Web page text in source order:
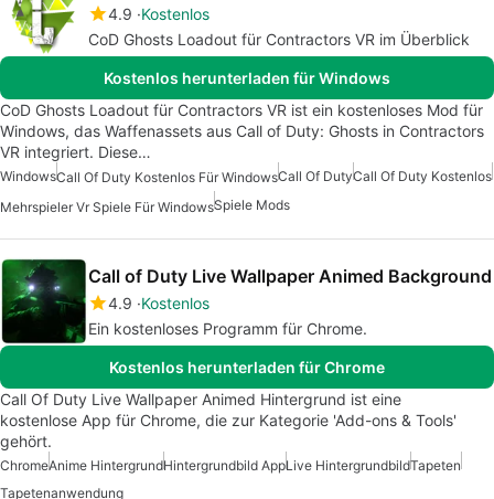
4.9 Kostenlos
CoD Ghosts Loadout für Contractors VR im Überblick
Kostenlos herunterladen für Windows
CoD Ghosts Loadout für Contractors VR ist ein kostenloses Mod für
Windows, das Waffenassets aus Call of Duty: Ghosts in Contractors
VR integriert. Diese…
WindowsCall Of Duty Kostenlos Für WindowsCall Of DutyCall Of Duty Kostenlos
Mehrspieler Vr Spiele Für WindowsSpiele Mods
Call of Duty Live Wallpaper Animed Background
4.9 Kostenlos
Ein kostenloses Programm für Chrome.
Kostenlos herunterladen für Chrome
Call Of Duty Live Wallpaper Animed Hintergrund ist eine
kostenlose App für Chrome, die zur Kategorie 'Add-ons & Tools'
gehört.
ChromeAnime HintergrundHintergrundbild AppLive HintergrundbildTapeten
Tapetenanwendung